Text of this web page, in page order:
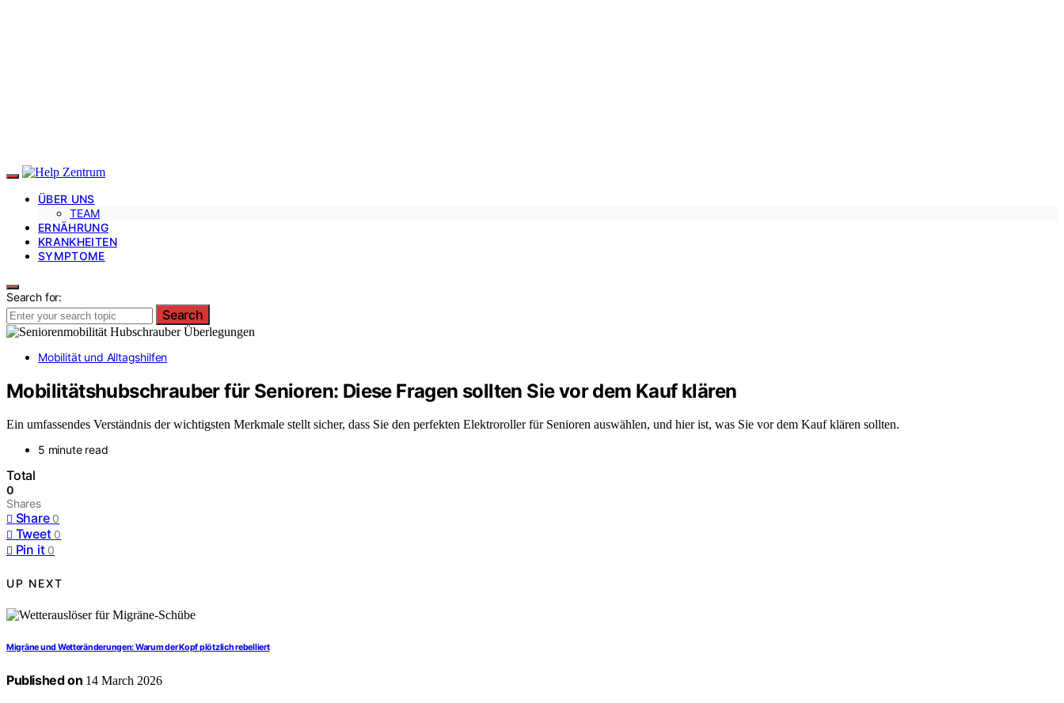
ÜBER UNS
TEAM
ERNÄHRUNG
KRANKHEITEN
SYMPTOME
Search for:
Search
Mobilität und Alltagshilfen
Mobilitätshubschrauber für Senioren: Diese Fragen sollten Sie vor dem Kauf klären
Ein umfassendes Verständnis der wichtigsten Merkmale stellt sicher, dass Sie den perfekten Elektroroller für Senioren auswählen, und hier ist, was Sie vor dem Kauf klären sollten.
5 minute read
Total
0
Shares
Share 0
Tweet 0
Pin it 0
UP NEXT
Migräne und Wetteränderungen: Warum der Kopf plötzlich rebelliert
Published on 14 March 2026